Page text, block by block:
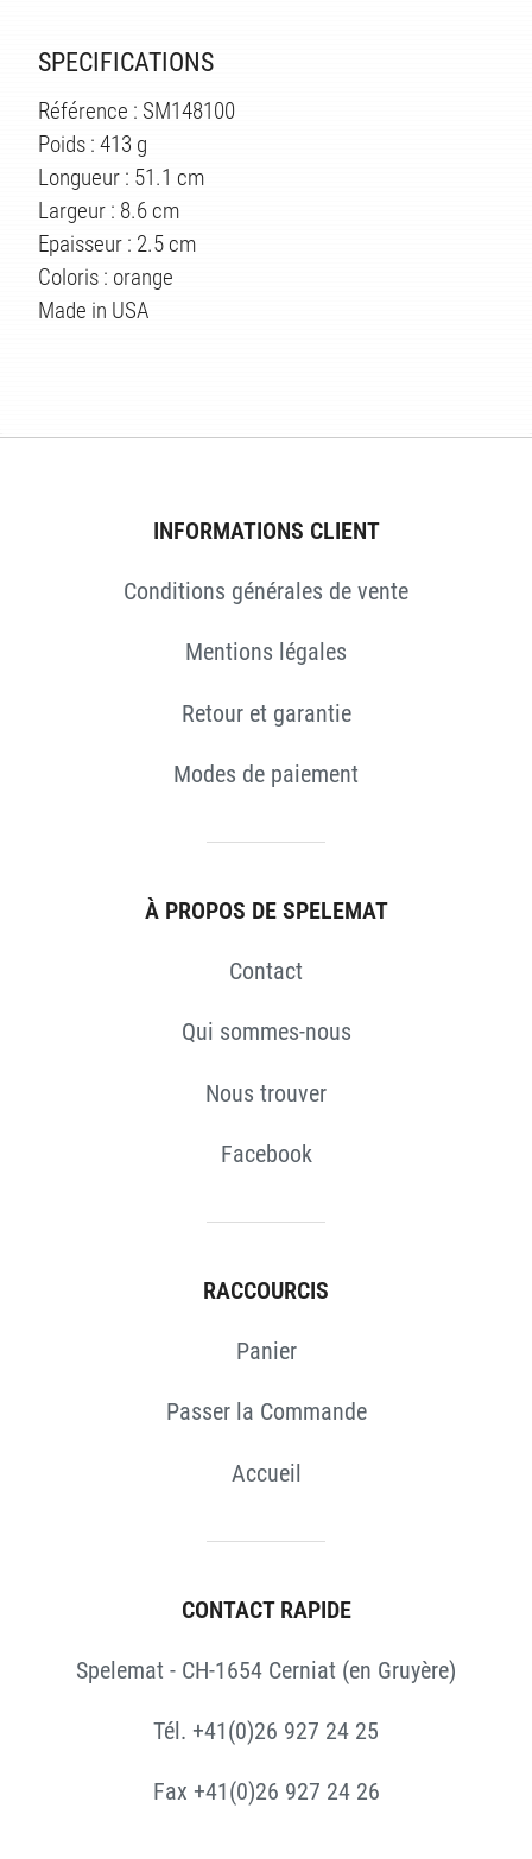
SPECIFICATIONS
Référence : SM148100
Poids : 413 g
Longueur : 51.1 cm
Largeur : 8.6 cm
Epaisseur : 2.5 cm
Coloris : orange
Made in USA
INFORMATIONS CLIENT
Conditions générales de vente
Mentions légales
Retour et garantie
Modes de paiement
À PROPOS DE SPELEMAT
Contact
Qui sommes-nous
Nous trouver
Facebook
RACCOURCIS
Panier
Passer la Commande
Accueil
CONTACT RAPIDE
Spelemat - CH-1654 Cerniat (en Gruyère)
Tél. +41(0)26 927 24 25
Fax +41(0)26 927 24 26